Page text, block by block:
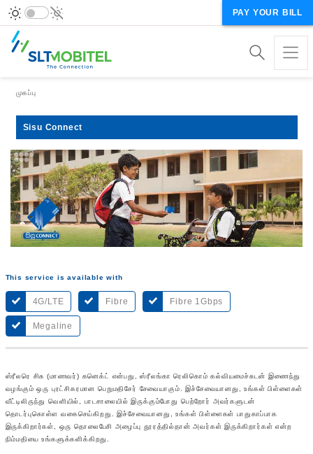
PAY YOUR BILL
Breadcrumb
முகப்பு
Sisu Connect
This service is available with
4G/LTE Fibre Fibre 1Gbps
Megaline
ஸ்ரீலரெ சிசு (மாணவர்) கனெக்ட் என்பது, ஸ்ரீலங்கா ரெலிகொம் கல்வியமைச்சுடன் இணைந்து
வழங்கும் ஒரு புரட்சிகரமான பெறுமதிசேர் சேவையாகும். இச்சேவையானது, உங்கள் பிள்ளைகள்
வீட்டிலிருந்து வெளியில், பாடசாலையில் இருக்கும்போது பெற்றோர் அவர்களுடன்
தொடர்புகொள்ள வகைசெய்கிறது. இச்சேவையானது, உங்கள் பிள்ளைகள் பாதுகாப்பாக
இருக்கிறார்கள், ஒரு தொலைபேசி அழைப்பு தூரத்தில்தான் அவர்கள் இருக்கிறார்கள் என்ற
நிம்மதியை உங்களுக்களிக்கிறது.